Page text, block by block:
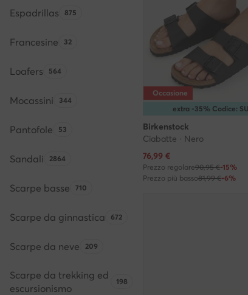
Espadrillas Quantità di prodotti:
875
Francesine Quantità di prodotti:
32
Loafers Quantità di prodotti:
564
Mocassini Quantità di prodotti:
344
Pantofole Quantità di prodotti:
53
Sandali Quantità di prodotti:
2864
Scarpe basse Quantità di prodotti:
710
Scarpe da ginnastica Quantità di prodotti:
672
Scarpe da neve Quantità di prodotti:
209
Scarpe da trekking ed
escursionismo
Quantità di prodotti:
198
extra -35% Codice:
Occasione
Birkenstock
Ciabatte · Nero
Prezzo attuale
76,99 €
Prezzo regolare90,95 €-15%
Prezzo più basso81,99 €-6%